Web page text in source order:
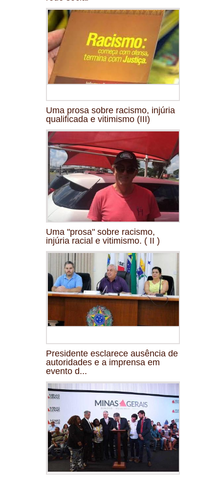
Uma prosa sobre racismo, injúria
qualificada e vitimismo (III)
Uma "prosa" sobre racismo,
injúria racial e vitimismo. ( II )
Presidente esclarece ausência de
autoridades e a imprensa em
evento d...